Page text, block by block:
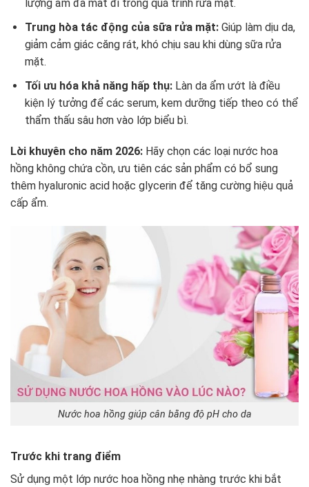
lượng ẩm đã mất đi trong quá trình rửa mặt.
Trung hòa tác động của sữa rửa mặt:Giúp làm dịu da,
giảm cảm giác căng rát, khó chịu sau khi dùng sữa rửa
mặt.
Tối ưu hóa khả năng hấp thụ:Làn da ẩm ướt là điều
kiện lý tưởng để các serum, kem dưỡng tiếp theo có thể
thẩm thấu sâu hơn vào lớp biểu bì.
Lời khuyên cho năm 2026: Hãy chọn các loại nước hoa
hồng không chứa cồn, ưu tiên các sản phẩm có bổ sung
thêm hyaluronic acid hoặc glycerin để tăng cường hiệu quả
cấp ẩm.
Nước hoa hồng giúp cân bằng độ pH cho da
Trước khi trang điểm
Sử dụng một lớp nước hoa hồng nhẹ nhàng trước khi bắt